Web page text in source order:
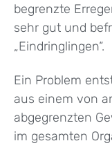
begrenzte
sehr gut und
„Eindringlingen“.
Ein Problem
aus einem von
abgegrenzten
im gesamten